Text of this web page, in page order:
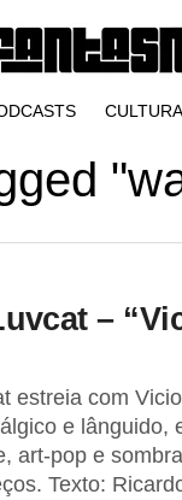
–
estreia com
e lânguido,
art-pop e
Texto: